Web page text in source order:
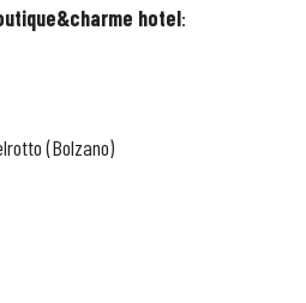
hotel:
(Bolzano)